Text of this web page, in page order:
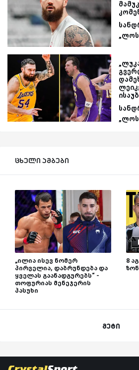
„ლოს
„ლოს
ცხელი ამბები
„ილია ისევ ნომერ
პირველია, დაბრუნდება და
ყველას გაანადგურებს“ -
თოფურიას მენეჯერის
პასუხი
8
მეტი